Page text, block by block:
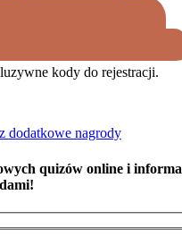
kody do rejestracji.
quizów online i